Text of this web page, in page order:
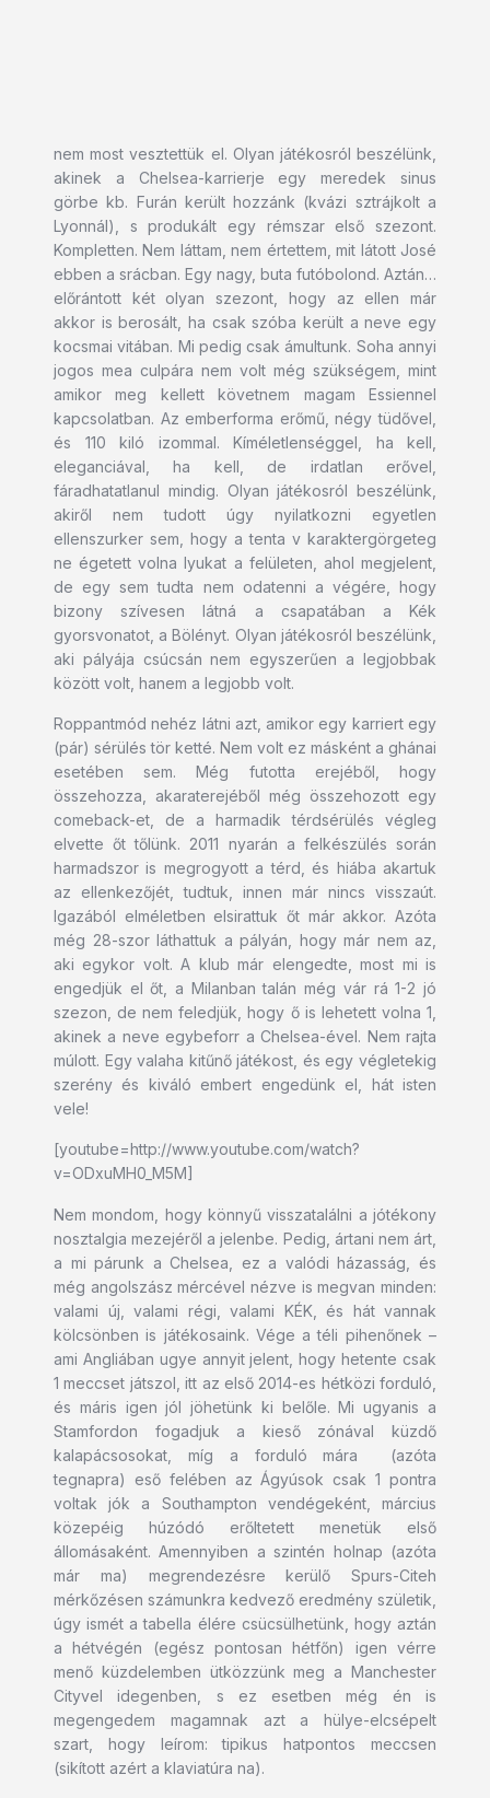
nem most vesztettük el. Olyan játékosról beszélünk,
akinek a Chelsea-karrierje egy meredek sinus
görbe kb. Furán került hozzánk (kvázi sztrájkolt a
Lyonnál), s produkált egy rémszar első szezont.
Kompletten. Nem láttam, nem értettem, mit látott José
ebben a srácban. Egy nagy, buta futóbolond. Aztán…
előrántott két olyan szezont, hogy az ellen már
akkor is berosált, ha csak szóba került a neve egy
kocsmai vitában. Mi pedig csak ámultunk. Soha annyi
jogos mea culpára nem volt még szükségem, mint
amikor meg kellett követnem magam Essiennel
kapcsolatban. Az emberforma erőmű, négy tüdővel,
és 110 kiló izommal. Kíméletlenséggel, ha kell,
eleganciával, ha kell, de irdatlan erővel,
fáradhatatlanul mindig. Olyan játékosról beszélünk,
akiről nem tudott úgy nyilatkozni egyetlen
ellenszurker sem, hogy a tenta v karaktergörgeteg
ne égetett volna lyukat a felületen, ahol megjelent,
de egy sem tudta nem odatenni a végére, hogy
bizony szívesen látná a csapatában a Kék
gyorsvonatot, a Bölényt. Olyan játékosról beszélünk,
aki pályája csúcsán nem egyszerűen a legjobbak
között volt, hanem a legjobb volt.
Roppantmód nehéz látni azt, amikor egy karriert egy
(pár) sérülés tör ketté. Nem volt ez másként a ghánai
esetében sem. Még futotta erejéből, hogy
összehozza, akaraterejéből még összehozott egy
comeback-et, de a harmadik térdsérülés végleg
elvette őt tőlünk. 2011 nyarán a felkészülés során
harmadszor is megrogyott a térd, és hiába akartuk
az ellenkezőjét, tudtuk, innen már nincs visszaút.
Igazából elméletben elsirattuk őt már akkor. Azóta
még 28-szor láthattuk a pályán, hogy már nem az,
aki egykor volt. A klub már elengedte, most mi is
engedjük el őt, a Milanban talán még vár rá 1-2 jó
szezon, de nem feledjük, hogy ő is lehetett volna 1,
akinek a neve egybeforr a Chelsea-ével. Nem rajta
múlott. Egy valaha kitűnő játékost, és egy végletekig
szerény és kiváló embert engedünk el, hát isten
vele!
[youtube=http://www.youtube.com/watch?
v=ODxuMH0_M5M]
Nem mondom, hogy könnyű visszatalálni a jótékony
nosztalgia mezejéről a jelenbe. Pedig, ártani nem árt,
a mi párunk a Chelsea, ez a valódi házasság, és
még angolszász mércével nézve is megvan minden:
valami új, valami régi, valami KÉK, és hát vannak
kölcsönben is játékosaink. Vége a téli pihenőnek –
ami Angliában ugye annyit jelent, hogy hetente csak
1 meccset játszol, itt az első 2014-es hétközi forduló,
és máris igen jól jöhetünk ki belőle. Mi ugyanis a
Stamfordon fogadjuk a kieső zónával küzdő
kalapácsosokat, míg a forduló mára (azóta
tegnapra) eső felében az Ágyúsok csak 1 pontra
voltak jók a Southampton vendégeként, március
közepéig húzódó erőltetett menetük első
állomásaként. Amennyiben a szintén holnap (azóta
már ma) megrendezésre kerülő Spurs-Citeh
mérkőzésen számunkra kedvező eredmény születik,
úgy ismét a tabella élére csücsülhetünk, hogy aztán
a hétvégén (egész pontosan hétfőn) igen vérre
menő küzdelemben ütközzünk meg a Manchester
Cityvel idegenben, s ez esetben még én is
megengedem magamnak azt a hülye-elcsépelt
szart, hogy leírom: tipikus hatpontos meccsen
(sikított azért a klaviatúra na).